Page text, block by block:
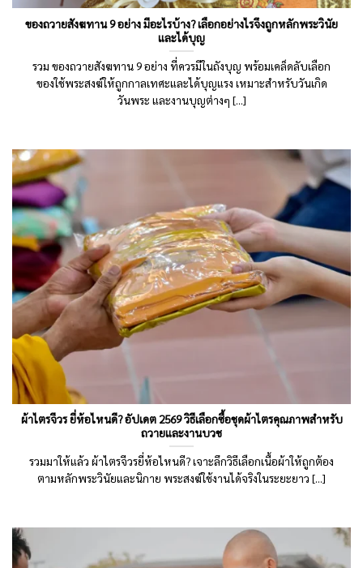
ของถวายสังฆทาน 9 อย่าง มีอะไรบ้าง? เลือกอย่างไรจึงถูกหลักพระวินัย
และได้บุญ
รวม ของถวายสังฆทาน 9 อย่าง ที่ควรมีในถังบุญ พร้อมเคล็ดลับเลือก
ของใช้พระสงฆ์ให้ถูกกาลเทศะและได้บุญแรง เหมาะสำหรับวันเกิด
วันพระ และงานบุญต่างๆ [...]
ผ้าไตรจีวร ยี่ห้อไหนดี? อัปเดต 2569 วิธีเลือกซื้อชุดผ้าไตรคุณภาพสำหรับ
ถวายและงานบวช
รวมมาให้แล้ว ผ้าไตรจีวรยี่ห้อไหนดี? เจาะลึกวิธีเลือกเนื้อผ้าให้ถูกต้อง
ตามหลักพระวินัยและนิกาย พระสงฆ์ใช้งานได้จริงในระยะยาว [...]